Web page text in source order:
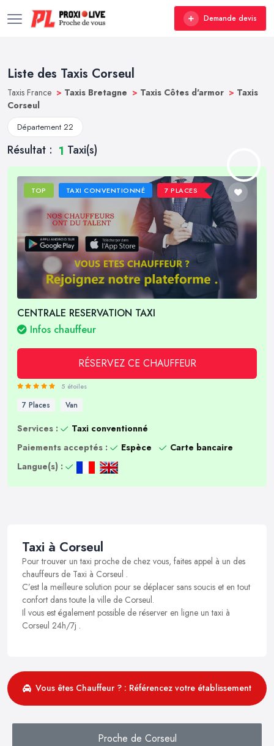
Demande devis
Liste des Taxis Corseul
Taxis France > Taxis Bretagne > Taxis Côtes d'armor > Taxis
Corseul
Département 22
Résultat : 1 Taxi(s)
TOP TAXI CONVENTIONNÉ 7 PLACES
CENTRALE RESERVATION TAXI
Infos chauffeur
RÉSERVEZ CE CHAUFFEUR
5 étoiles
7 Places Van
Services :
Taxi conventionné
Paiements acceptés :
Espèce
Carte bancaire
Langue(s) :
Taxi à Corseul
Pour trouver un taxi proche de chez vous, faites appel à un des
chauffeurs de Taxi à Corseul .
C’est la meilleure solution pour se déplacer sans soucis et en tout
confort dans toute la ville de Corseul.
Il vous est également possible de réserver en ligne un taxi à
Corseul 24h/7j .
Vous êtes Chauffeur ? : Référencez votre établissement
Proche de Corseul